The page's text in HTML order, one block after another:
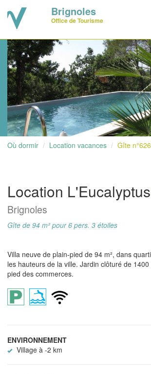
Brignoles
Office de Tourisme
Où dormir Location vacances
Gîte
Location
Brignoles
Gîte de 94 m² pour 6 pers. 3 étoiles
Villa neuve de plain-pied de 94 m², dans
les hauteurs de la ville. Jardin clôturé de
pied des commerces.
ENVIRONNEMENT
Village à -2 km